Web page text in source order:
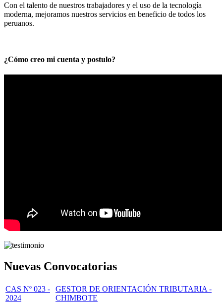
Con el talento de nuestros trabajadores y el uso de la tecnología
moderna, mejoramos nuestros servicios en beneficio de todos los
peruanos.
¿Cómo creo mi cuenta y postulo?
Nuevas Convocatorias
CAS Nº 023 -
2024
GESTOR DE ORIENTACIÓN TRIBUTARIA -
CHIMBOTE